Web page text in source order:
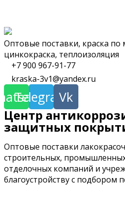
Оптовые поставки, краска по
цинкокраска, теплоизоляция
+7 900 967-91-77
kraska-3v1@yandex.ru
Telegram
Vk
Центр
защитных
Оптовые поставки
строительных,
отделочных компаний и
благоустройству с подбором